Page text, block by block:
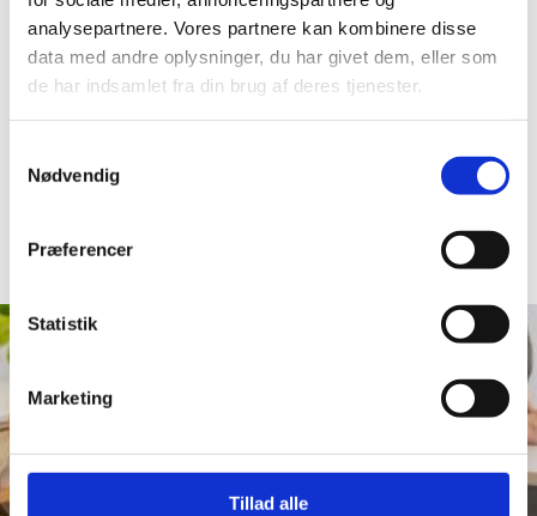
analysepartnere. Vores partnere kan kombinere disse
data med andre oplysninger, du har givet dem, eller som
de har indsamlet fra din brug af deres tjenester.
Nødvendig
Præferencer
Statistik
Marketing
Tillad alle
til genanvendelse. I SONFOR tager vi os
godt af dit genbrug, uanset hvor
du afleverer det. Vi indsamler til genbrug